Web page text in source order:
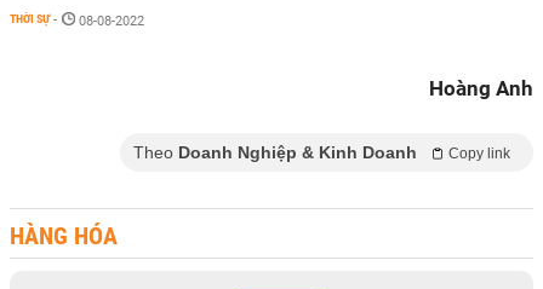
THỜI SỰ - 08-08-2022
Hoàng Anh
Theo Doanh Nghiệp & Kinh Doanh Copy link
HÀNG HÓA